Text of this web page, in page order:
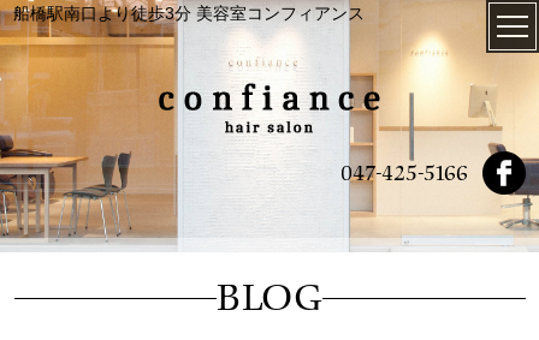
船橋駅南口より徒歩3分 美容室コンフィアンス
047-425-5166
BLOG